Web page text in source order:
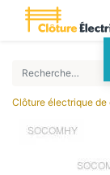
Clôture électrique de